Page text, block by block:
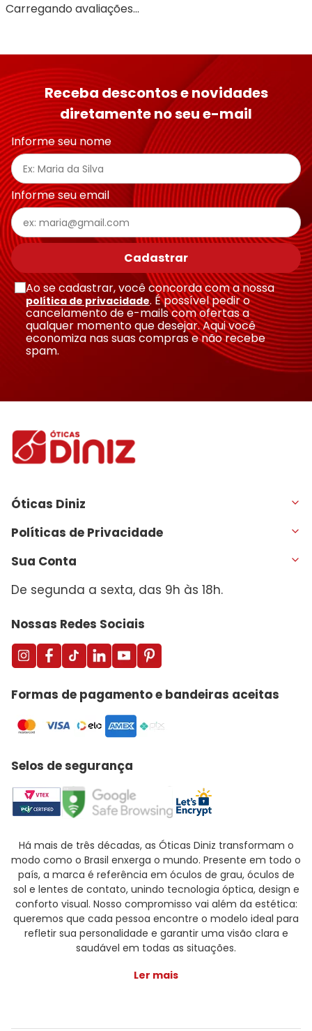
Carregando avaliações…
Receba descontos e novidades
diretamente no seu e-mail
Informe seu nome
Informe seu email
Cadastrar
Ao se cadastrar, você concorda com a nossa
política de privacidade. É possível pedir o
cancelamento de e-mails com ofertas a
qualquer momento que desejar. Aqui você
economiza nas suas compras e não recebe
spam.
Óticas Diniz
Políticas de Privacidade
Sua Conta
De segunda a sexta, das 9h às 18h.
Nossas Redes Sociais
Formas de pagamento e bandeiras aceitas
Selos de segurança
Há mais de três décadas, as Óticas Diniz transformam o
modo como o Brasil enxerga o mundo. Presente em todo o
país, a marca é referência em óculos de grau, óculos de
sol e lentes de contato, unindo tecnologia óptica, design e
conforto visual. Nosso compromisso vai além da estética:
queremos que cada pessoa encontre o modelo ideal para
refletir sua personalidade e garantir uma visão clara e
saudável em todas as situações.
Ler mais